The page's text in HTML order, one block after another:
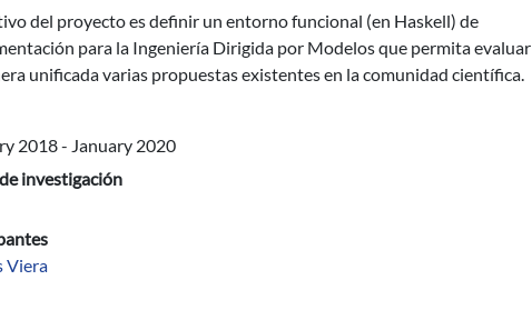
del proyecto es definir un entorno funcional (en Haskell) de
para la Ingeniería Dirigida por Modelos que permita evaluar
unificada varias propuestas existentes en la comunidad científica.
2018- January 2020
investigación
Viera